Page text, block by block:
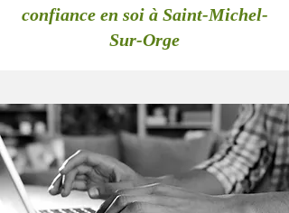
confiance en soi à Saint-Michel-
Sur-Orge